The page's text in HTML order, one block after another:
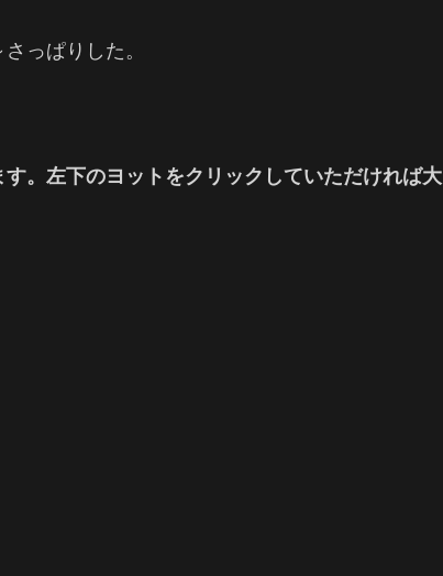
っぱりした。
。左下のヨットをクリックしていただければ大